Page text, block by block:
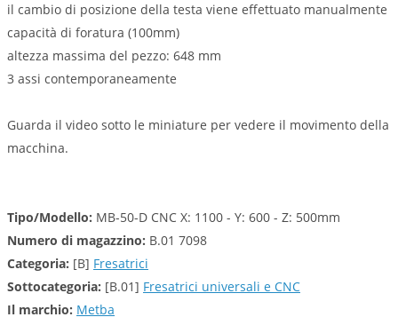
il cambio di posizione della testa viene effettuato manualmente
capacità di foratura (100mm)
altezza massima del pezzo: 648 mm
3 assi contemporaneamente
Guarda il video sotto le miniature per vedere il movimento della
macchina.
Tipo/Modello: MB-50-D CNC X: 1100 - Y: 600 - Z: 500mm
Numero di magazzino: B.01 7098
Categoria: [B] Fresatrici
Sottocategoria: [B.01] Fresatrici universali e CNC
Il marchio: Metba